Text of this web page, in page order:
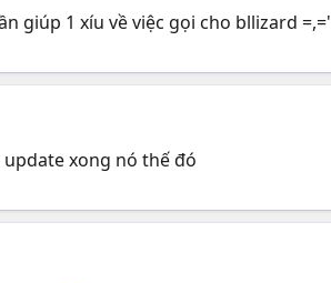
giúp 1 xíu về việc gọi cho bllizard =,='
xong nó thế đó